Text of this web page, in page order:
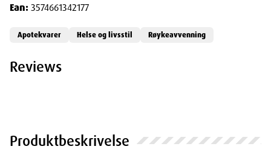
Produktbeskrivelse
Ean:3574661342177
Apotekvarer Helse og livsstil Røykeavvenning
Reviews